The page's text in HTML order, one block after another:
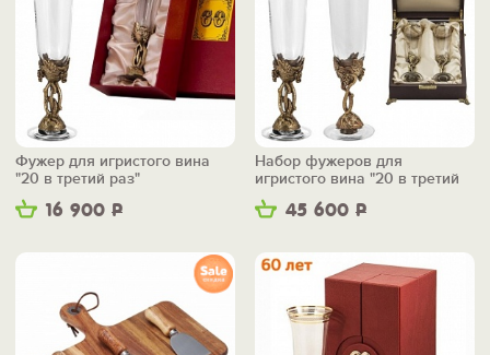
16 900 Р
Фужер для игристого вина
"20 в третий раз"
45 600 Р
Набор фужеров для
игристого вина "20 в третий
раз"